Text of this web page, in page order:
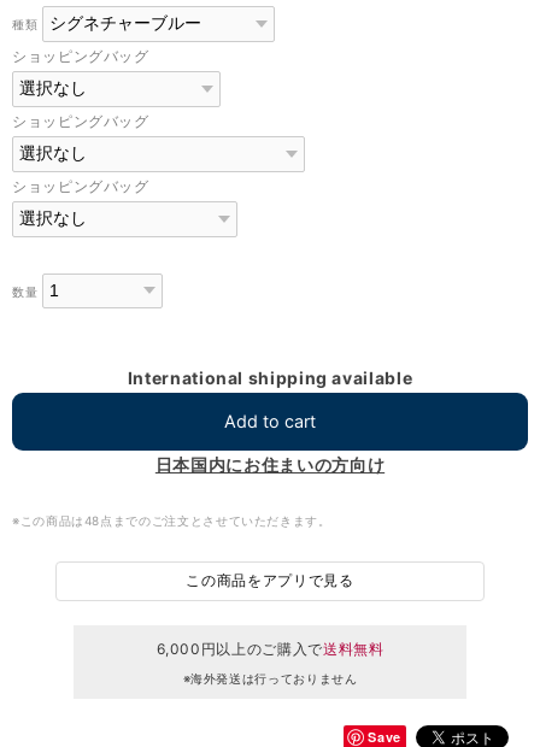
種類
ショッピングバッグ
ショッピングバッグ
ショッピングバッグ
数量
International shipping available
Add to cart
日本国内にお住まいの方向け
※この商品は48点までのご注文とさせていただきます。
この商品をアプリで見る
6,000円以上のご購入で送料無料
※海外発送は行っておりません
Save